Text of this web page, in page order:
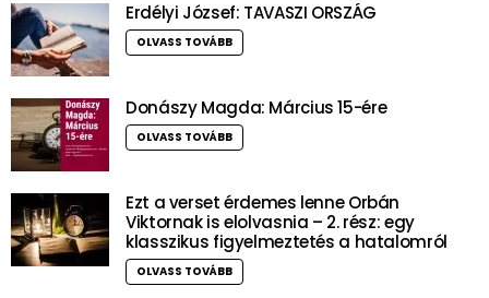
Erdélyi József: TAVASZI ORSZÁG
OLVASS TOVÁBB
Donászy Magda: Március 15-ére
OLVASS TOVÁBB
Ezt a verset érdemes lenne Orbán
Viktornak is elolvasnia – 2. rész: egy
klasszikus figyelmeztetés a hatalomról
OLVASS TOVÁBB